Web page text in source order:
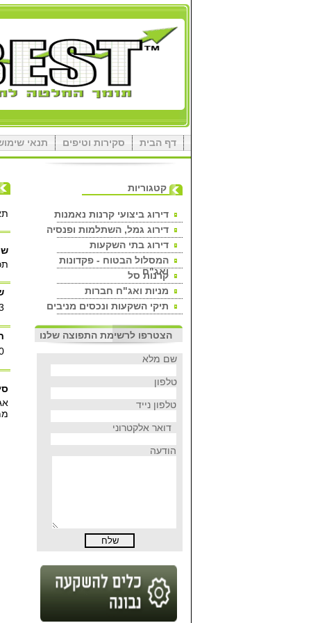
דף הבית סקירות וטיפים תנאי
קטגוריות
דירוג ביצועי קרנות נאמנות
דירוג גמל, השתלמות ופנסיה
דירוג בתי השקעות
המסלול הבטוח - פקדונות
ואג"ח
קרנות סל
מניות ואג"ח חברות
תיקי השקעות ונכסים מניבים
הצטרפו לרשימת התפוצה שלנו
שם מלא
טלפון
טלפון נייד
דואר אלקטרוני
הודעה